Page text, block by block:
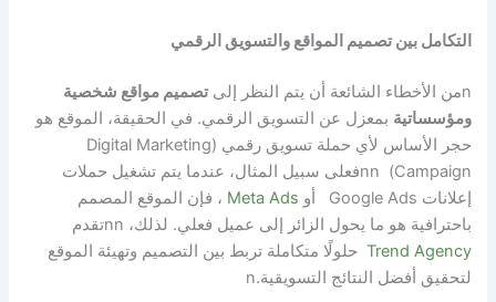
التكامل بين تصميم المواقع والتسويق الرقمي
nمن الأخطاء الشائعة أن يتم النظر إلىتصميم مواقع شخصية
ومؤسساتية بمعزل عن التسويق الرقمي. في الحقيقة، الموقع هو
حجر الأساس لأي حملة تسويق رقمي (Digital Marketing
Campaign)
nnفعلى سبيل المثال، عندما يتم تشغيل حملات
إعلانات Google Ads أو
Meta Ads ، فإن الموقع المصمم
باحترافية هو ما يحول الزائر إلى عميل فعلي. لذلك، nnتقدم
Trend Agency حلولًا متكاملة تربط بين التصميم وتهيئة الموقع
لتحقيق أفضل النتائج التسويقية.n